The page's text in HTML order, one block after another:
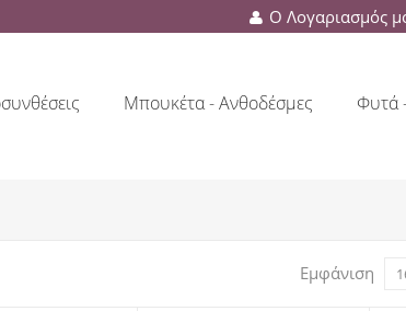
Ο Λογαριασμός
Μπουκέτα - Ανθοδέσμες Φυτά
Εμφάνιση